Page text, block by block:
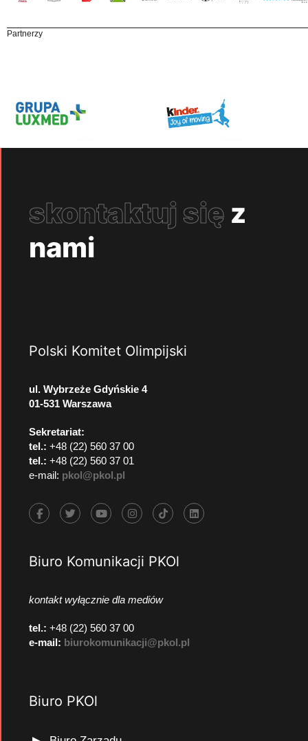
Partnerzy
skontaktuj się z
nami
Polski Komitet Olimpijski
ul. Wybrzeże Gdyńskie 4
01-531 Warszawa
Sekretariat:
tel.: +48 (22) 560 37 00
tel.: +48 (22) 560 37 01
e-mail: pkol@pkol.pl
Biuro Komunikacji PKOl
kontakt wyłącznie dla mediów
tel.: +48 (22) 560 37 00
e-mail: biurokomunikacji@pkol.pl
Biuro PKOl